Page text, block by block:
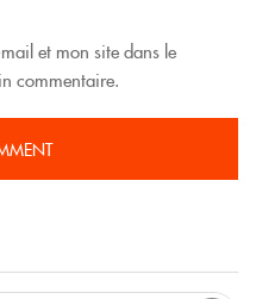
et mon site dans le
commentaire.